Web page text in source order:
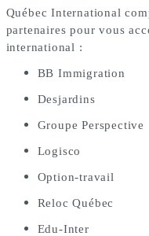
Québec International
partenaires pour vous
international :
BB Immigration
Desjardins
Groupe Perspective
Logisco
Option-travail
Reloc Québec
Edu-Inter